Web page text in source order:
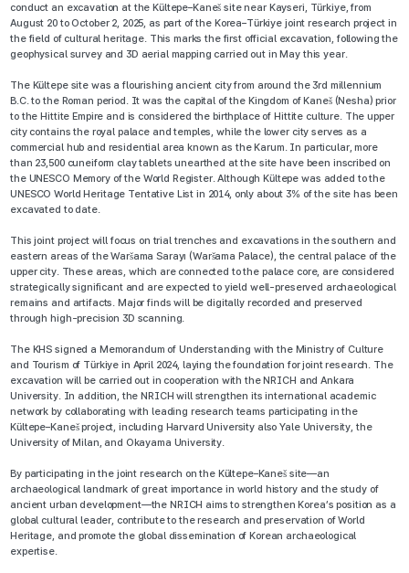
conduct an excavation at the Kültepe–Kaneš site near Kayseri, Türkiye, from
August 20 to October 2, 2025, as part of the Korea–Türkiye joint research project in
the field of cultural heritage. This marks the first official excavation, following the
geophysical survey and 3D aerial mapping carried out in May this year.
The Kültepe site was a flourishing ancient city from around the 3rd millennium
B.C. to the Roman period. It was the capital of the Kingdom of Kaneš (Nesha) prior
to the Hittite Empire and is considered the birthplace of Hittite culture. The upper
city contains the royal palace and temples, while the lower city serves as a
commercial hub and residential area known as the Karum. In particular, more
than 23,500 cuneiform clay tablets unearthed at the site have been inscribed on
the UNESCO Memory of the World Register. Although Kültepe was added to the
UNESCO World Heritage Tentative List in 2014, only about 3% of the site has been
excavated to date.
This joint project will focus on trial trenches and excavations in the southern and
eastern areas of the Waršama Sarayı (Waršama Palace), the central palace of the
upper city. These areas, which are connected to the palace core, are considered
strategically significant and are expected to yield well-preserved archaeological
remains and artifacts. Major finds will be digitally recorded and preserved
through high-precision 3D scanning.
The KHS signed a Memorandum of Understanding with the Ministry of Culture
and Tourism of Türkiye in April 2024, laying the foundation for joint research. The
excavation will be carried out in cooperation with the NRICH and Ankara
University. In addition, the NRICH will strengthen its international academic
network by collaborating with leading research teams participating in the
Kültepe–Kaneš project, including Harvard University also Yale University, the
University of Milan, and Okayama University.
By participating in the joint research on the Kültepe–Kaneš site—an
archaeological landmark of great importance in world history and the study of
ancient urban development—the NRICH aims to strengthen Korea’s position as a
global cultural leader, contribute to the research and preservation of World
Heritage, and promote the global dissemination of Korean archaeological
expertise.